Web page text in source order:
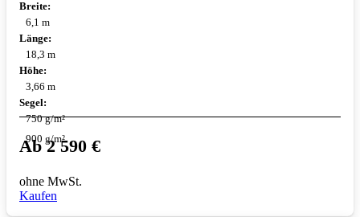
Breite:
6,1 m
Länge:
18,3 m
Höhe:
3,66 m
Segel:
750 g/m²
900 g/m²
Ab2 590 €
ohne MwSt.
Kaufen